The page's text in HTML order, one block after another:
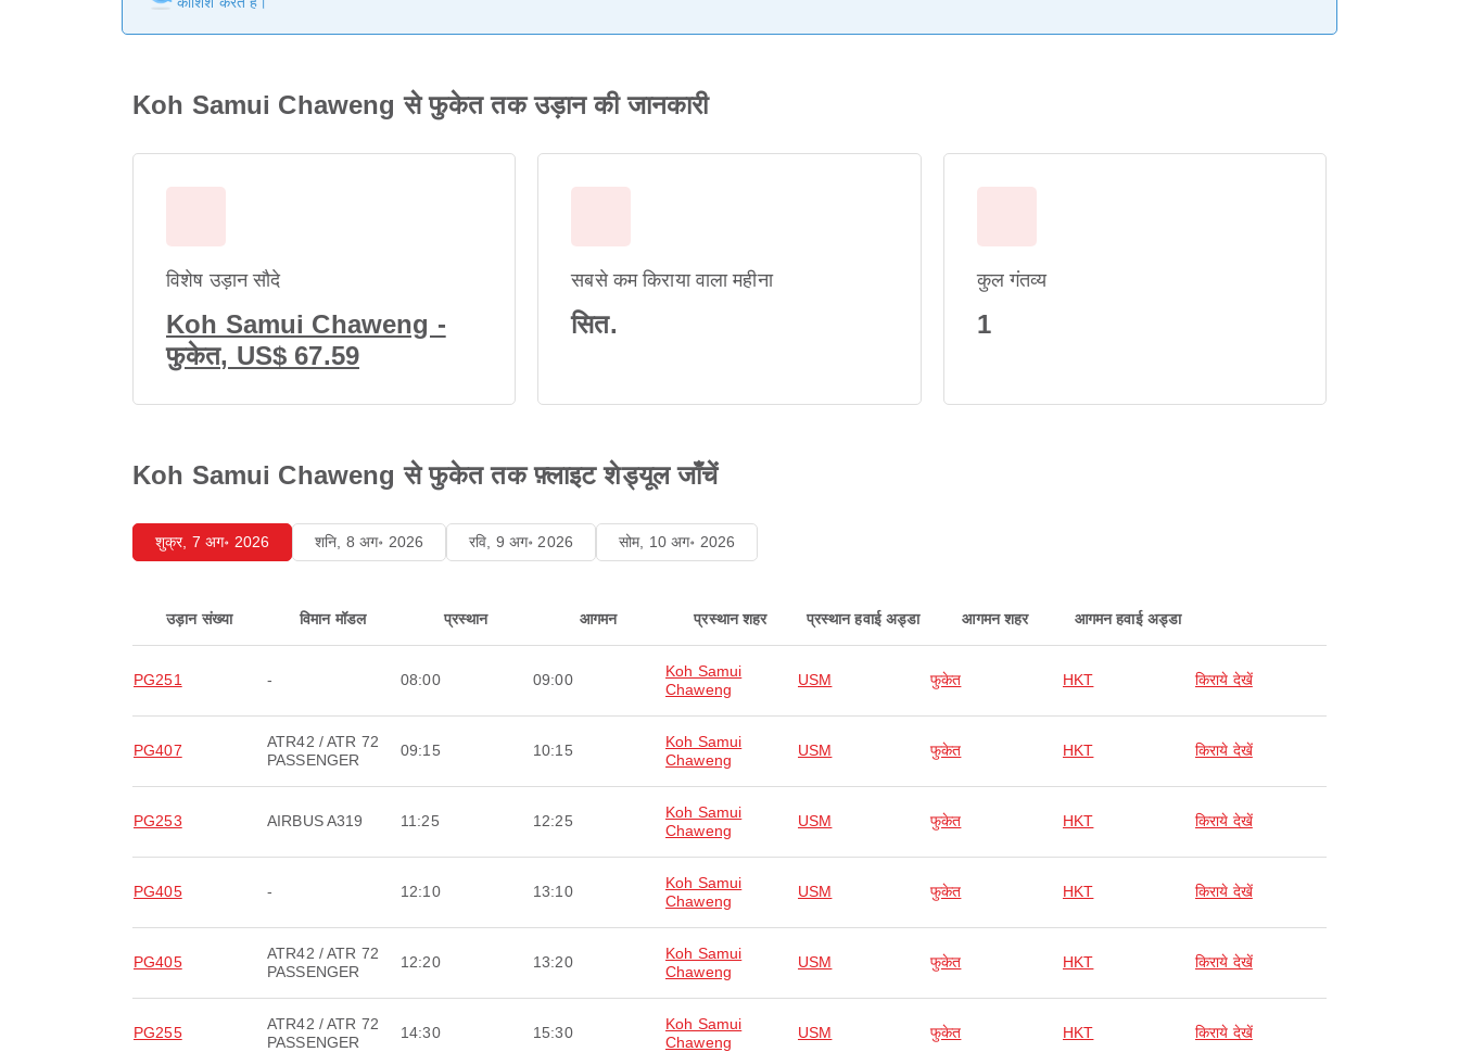
Koh Samui Chaweng से फुकेत तक उड़ान की जानकारी
विशेष उड़ान सौदे
Koh Samui Chaweng -
फुकेत, US$ 67.59
सबसे कम किराया वाला महीना
सित.
कुल गंतव्य
1
Koh Samui Chaweng से फुकेत तक फ़्लाइट शेड्यूल जाँचें
शुक्र, 7 अग॰ 2026 शनि, 8 अग॰ 2026 रवि, 9 अग॰ 2026 सोम, 10 अग॰ 2026
उड़ान संख्या विमान मॉडल प्रस्थान आगमन प्रस्थान शहर प्रस्थान हवाई अड्डा आगमन शहर आगमन हवाई अड्डा
PG251 - 08:00 09:00
Koh Samui
Chaweng
USM फुकेत HKT किराये देखें
PG407
ATR42 / ATR 72
PASSENGER
09:15 10:15
Koh Samui
Chaweng
USM फुकेत HKT किराये देखें
PG253 AIRBUS A319 11:25 12:25
Koh Samui
Chaweng
USM फुकेत HKT किराये देखें
PG405 - 12:10 13:10
Koh Samui
Chaweng
USM फुकेत HKT किराये देखें
PG405
ATR42 / ATR 72
PASSENGER
12:20 13:20
Koh Samui
Chaweng
USM फुकेत HKT किराये देखें
PG255
ATR42 / ATR 72
PASSENGER
14:30 15:30
Koh Samui
Chaweng
USM फुकेत HKT किराये देखें